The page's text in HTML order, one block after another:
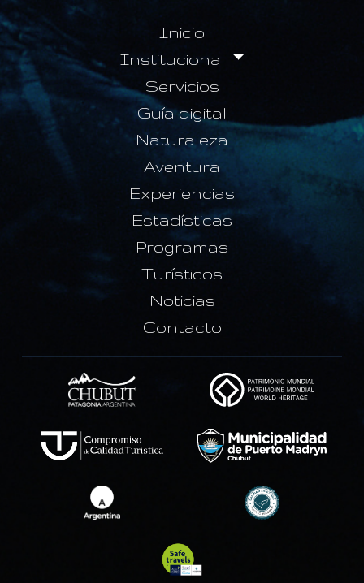
Inicio
Institucional
Servicios
Guía digital
Naturaleza
Aventura
Experiencias
Estadísticas
Programas
Turísticos
Noticias
Contacto